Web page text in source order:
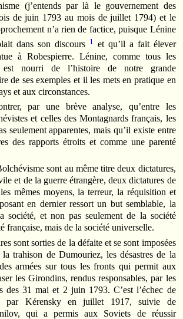
(j’entends par là le gouvernement des
de juin 1793 au mois de juillet 1794) et le
n’a rien de factice, puisque Lénine
dans son discours 1
et qu’il a fait élever
à Robespierre. Lénine, comme tous les
est nourri de l’histoire de notre grande
de ses exemples et il les mets en pratique en
et aux circonstances.
par une brève analyse, qu’entre les
et celles des Montagnards français, les
seulement apparentes, mais qu’il existe entre
des rapports étroits et comme une parenté
sont au même titre deux dictatures,
et de la guerre étrangère, deux dictatures de
mêmes moyens, la terreur, la réquisition et
en dernier ressort un but semblable, la
société, et non pas seulement de la société
française, mais de la société universelle.
sont sorties de la défaite et se sont imposées
la trahison de Dumouriez, les désastres de la
armées sur tous les fronts qui permit aux
les Girondins, rendus responsables, par les
des 31 mai et 2 juin 1793. C’est l’échec de
par Kérensky en juillet 1917, suivie de
qui a permis aux Soviets de réussir